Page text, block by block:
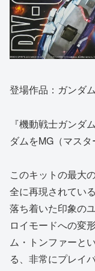
登場作品：ガンダ
『機動戦士ガンダ
ダムをMG（マスタ
このキットの最大
全に再現されている
落ち着いた印象の
ロイモードへの変
ム・トンファーと
る、非常にプレイ